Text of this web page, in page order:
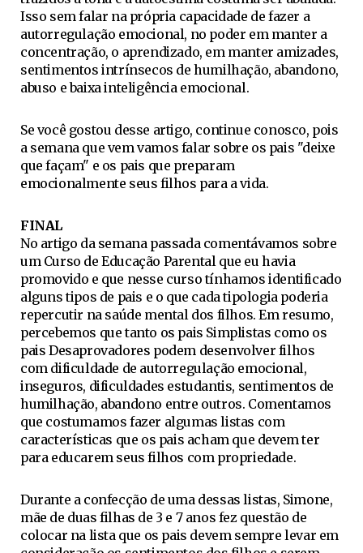
Isso sem falar na própria capacidade de fazer a
autorregulação emocional, no poder em manter a
concentração, o aprendizado, em manter amizades,
sentimentos intrínsecos de humilhação, abandono,
abuso e baixa inteligência emocional.
Se você gostou desse artigo, continue conosco, pois
a semana que vem vamos falar sobre os pais "deixe
que façam" e os pais que preparam
emocionalmente seus filhos para a vida.
FINAL
No artigo da semana passada comentávamos sobre
um Curso de Educação Parental que eu havia
promovido e que nesse curso tínhamos identificado
alguns tipos de pais e o que cada tipologia poderia
repercutir na saúde mental dos filhos. Em resumo,
percebemos que tanto os pais Simplistas como os
pais Desaprovadores podem desenvolver filhos
com dificuldade de autorregulação emocional,
inseguros, dificuldades estudantis, sentimentos de
humilhação, abandono entre outros. Comentamos
que costumamos fazer algumas listas com
características que os pais acham que devem ter
para educarem seus filhos com propriedade.
Durante a confecção de uma dessas listas, Simone,
mãe de duas filhas de 3 e 7 anos fez questão de
colocar na lista que os pais devem sempre levar em